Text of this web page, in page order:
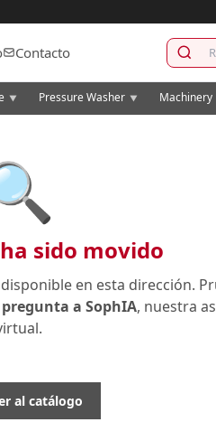
Contacto
▼ Pressure Washer ▼ Machinery
sido movido
en esta dirección.
pregunta a SophIA, nuestra
al catálogo